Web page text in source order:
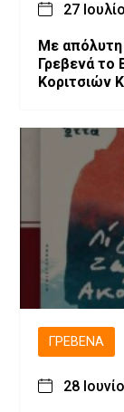
27
Με
Γρεβενά το
Κοριτσιών
ΓΡΕΒΕΝΆ
28